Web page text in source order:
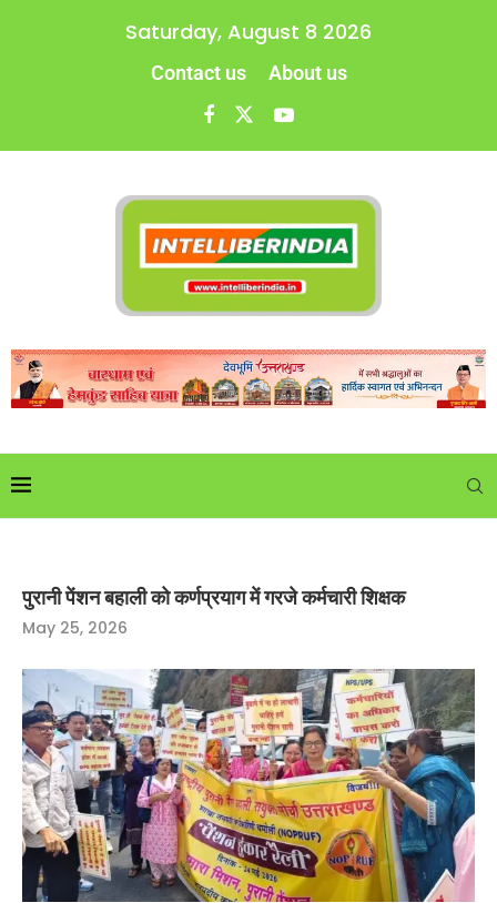
Saturday, August 8 2026
Contact us About us
पुरानी पेंशन बहाली को कर्णप्रयाग में गरजे कर्मचारी शिक्षक
May 25, 2026